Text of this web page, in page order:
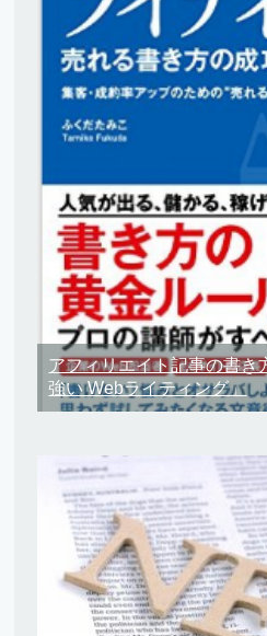
アフィリエイト記事の書き
強い Webライティング」